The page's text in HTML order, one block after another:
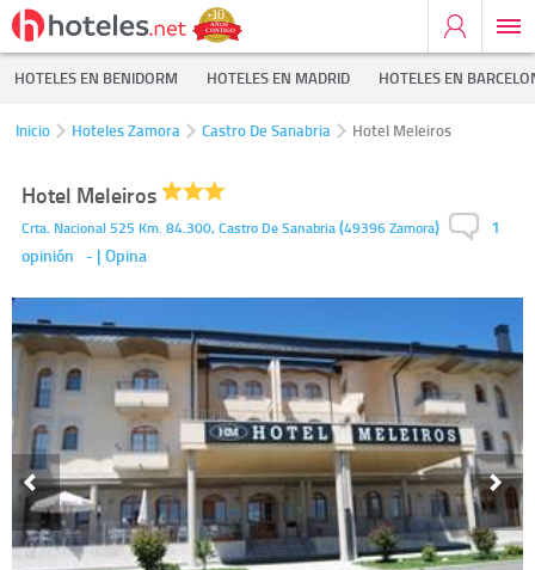
HOTELES EN BENIDORM HOTELES EN MADRID HOTELES EN
Inicio Hoteles Zamora Castro De Sanabria Hotel Meleiros
Hotel Meleiros
Crta. Nacional 525 Km. 84.300,Castro De Sanabria(49396Zamora)
1
opinión - | Opina